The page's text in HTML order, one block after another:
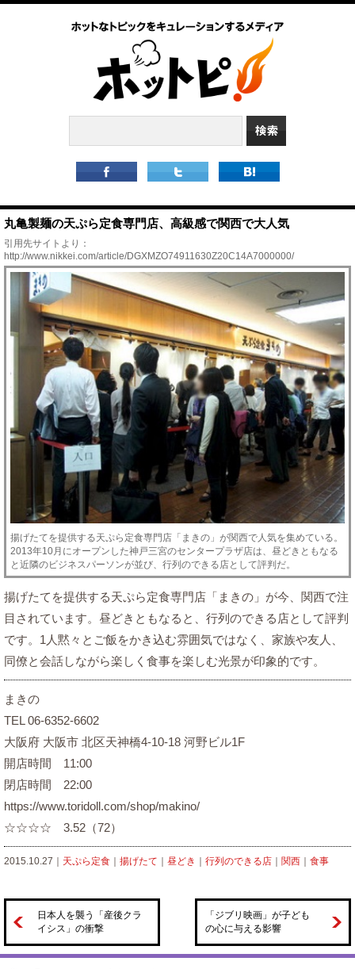
丸亀製麺の天ぷら定食専門店、高級感で関西で大人気
引用先サイトより：
http://www.nikkei.com/article/DGXMZO74911630Z20C14A7000000/
揚げたてを提供する天ぷら定食専門店「まきの」が関西で人気を集めている。
2013年10月にオープンした神戸三宮のセンタープラザ店は、昼どきともなる
と近隣のビジネスパーソンが並び、行列のできる店として評判だ。
揚げたてを提供する天ぷら定食専門店「まきの」が今、関西で注
目されています。昼どきともなると、行列のできる店として評判
です。1人黙々とご飯をかき込む雰囲気ではなく、家族や友人、
同僚と会話しながら楽しく食事を楽しむ光景が印象的です。
まきの
TEL 06-6352-6602
大阪府 大阪市 北区天神橋4-10-18 河野ビル1F
開店時間 11:00
閉店時間 22:00
https://www.toridoll.com/shop/makino/
☆☆☆☆ 3.52（72）
2015.10.27｜ 天ぷら定食 ｜ 揚げたて ｜ 昼どき ｜ 行列のできる店 ｜ 関西 ｜ 食事
日本人を襲う「産後クラ
イシス」の衝撃
「ジブリ映画」が子ども
の心に与える影響